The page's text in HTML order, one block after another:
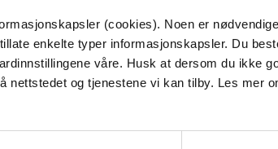
(cookies). Noen er
enkelte typer informasjonskapsler. Du
våre. Husk at dersom du ikke
nettstedet og tjenestene vi kan tilby. Les mer